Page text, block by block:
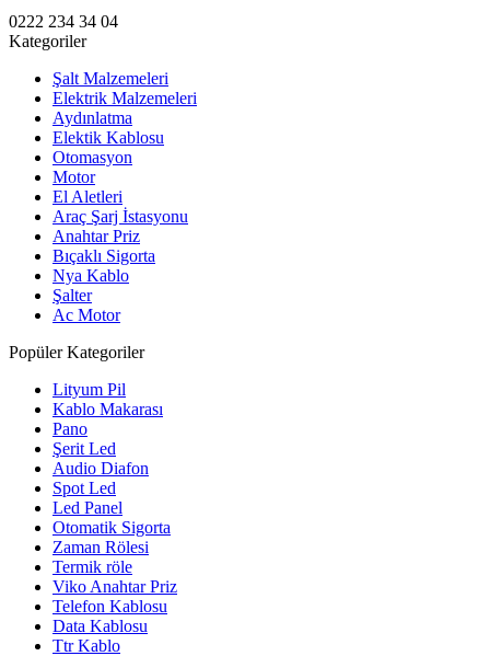
0222 234 34 04
Kategoriler
Şalt Malzemeleri
Elektrik Malzemeleri
Aydınlatma
Elektik Kablosu
Otomasyon
Motor
El Aletleri
Araç Şarj İstasyonu
Anahtar Priz
Bıçaklı Sigorta
Nya Kablo
Şalter
Ac Motor
Popüler Kategoriler
Lityum Pil
Kablo Makarası
Pano
Şerit Led
Audio Diafon
Spot Led
Led Panel
Otomatik Sigorta
Zaman Rölesi
Termik röle
Viko Anahtar Priz
Telefon Kablosu
Data Kablosu
Ttr Kablo